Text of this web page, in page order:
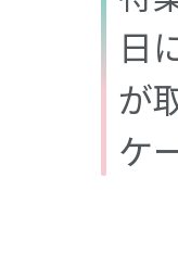
日
が
ケ